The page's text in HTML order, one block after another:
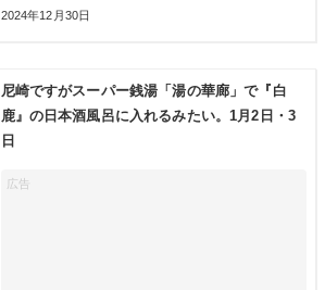
2024年12月30日
尼崎ですがスーパー銭湯「湯の華廊」で『白
鹿』の日本酒風呂に入れるみたい。1月2日・3
日